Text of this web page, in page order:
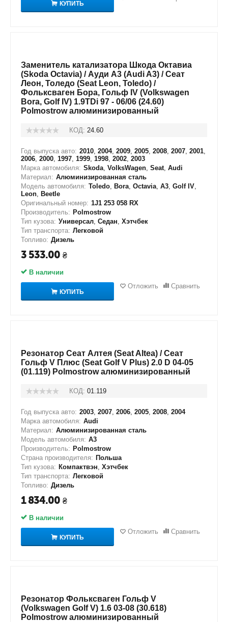
КУПИТЬ
Заменитель катализатора Шкода Октавиа
(Skoda Octavia) / Ауди А3 (Audi A3) / Сеат
Леон, Толедо (Seat Leon, Toledo) /
Фольксваген Бора, Гольф IV (Volkswagen
Bora, Golf IV) 1.9TDi 97 - 06/06 (24.60)
Polmostrow алюминизированный
КОД: 24.60
Год выпуска авто: 2010, 2004, 2009, 2005, 2008, 2007, 2001,
2006, 2000, 1997, 1999, 1998, 2002, 2003
Марка автомобиля: Skoda, VolksWagen, Seat, Audi
Материал: Алюминизированная сталь
Модель автомобиля: Toledo, Bora, Octavia, A3, Golf IV,
Leon, Beetle
Оригинальный номер: 1J1 253 058 RX
Производитель: Polmostrow
Тип кузова: Универсал, Седан, Хэтчбек
Тип транспорта: Легковой
Топливо: Дизель
3 533.00 ₴
В наличии
КУПИТЬ
Отложить Сравнить
Резонатор Сеат Алтея (Seat Altea) / Сеат
Гольф V Плюс (Seat Golf V Plus) 2.0 D 04-05
(01.119) Polmostrow алюминизированный
КОД: 01.119
Год выпуска авто: 2003, 2007, 2006, 2005, 2008, 2004
Марка автомобиля: Audi
Материал: Алюминизированная сталь
Модель автомобиля: A3
Производитель: Polmostrow
Страна производителя: Польша
Тип кузова: Компактвэн, Хэтчбек
Тип транспорта: Легковой
Топливо: Дизель
1 834.00 ₴
В наличии
КУПИТЬ
Отложить Сравнить
Резонатор Фольксваген Гольф V
(Volkswagen Golf V) 1.6 03-08 (30.618)
Polmostrow алюминизированный